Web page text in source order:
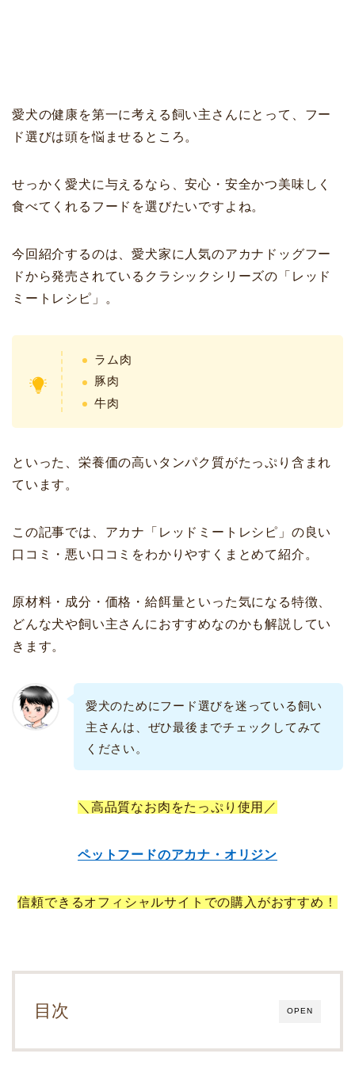
愛犬の健康を第一に考える飼い主さんにとって、フー
ド選びは頭を悩ませるところ。
せっかく愛犬に与えるなら、安心・安全かつ美味しく
食べてくれるフードを選びたいですよね。
今回紹介するのは、愛犬家に人気のアカナドッグフー
ドから発売されているクラシックシリーズの「レッド
ミートレシピ」。
ラム肉
豚肉
牛肉
といった、栄養価の高いタンパク質がたっぷり含まれ
ています。
この記事では、アカナ「レッドミートレシピ」の良い
口コミ・悪い口コミをわかりやすくまとめて紹介。
原材料・成分・価格・給餌量といった気になる特徴、
どんな犬や飼い主さんにおすすめなのかも解説してい
きます。
愛犬のためにフード選びを迷っている飼い
主さんは、ぜひ最後までチェックしてみて
ください。
＼高品質なお肉をたっぷり使用／
ペットフードのアカナ・オリジン
信頼できるオフィシャルサイトでの購入がおすすめ！
OPEN
目次